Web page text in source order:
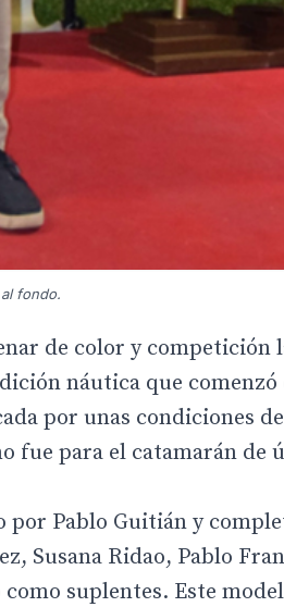
fondo.
de color y competición
náutica que comenzó
por unas condiciones
fue para el catamarán de
por Pablo Guitián y
Susana Ridao, Pablo
suplentes. Este